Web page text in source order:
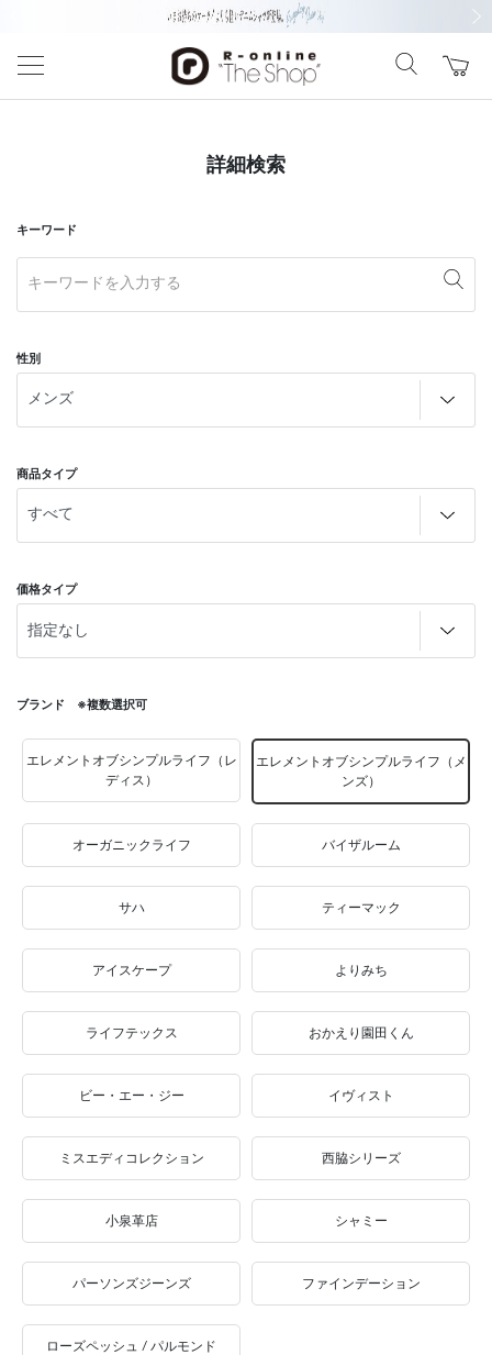
詳細検索
キーワード
性別
商品タイプ
価格タイプ
ブランド ※複数選択可
エレメントオブシンプルライフ（レ
ディス）
エレメントオブシンプルライフ（メ
ンズ）
オーガニックライフ バイザルーム
サハ ティーマック
アイスケープ よりみち
ライフテックス おかえり園田くん
ビー・エー・ジー イヴィスト
ミスエディコレクション 西脇シリーズ
小泉革店 シャミー
パーソンズジーンズ ファインデーション
ローズペッシュ / パルモンド